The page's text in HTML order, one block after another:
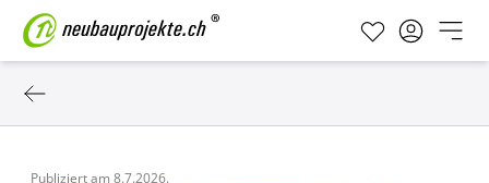
Publiziert am 8.7.2026.